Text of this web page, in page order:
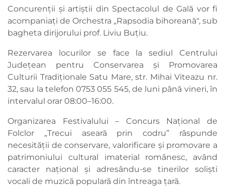
Concurenții și artiștii din Spectacolul de Gală vor fi
acompaniați de Orchestra „Rapsodia bihoreană", sub
bagheta dirijorului prof. Liviu Buțiu.
Rezervarea locurilor se face la sediul Centrului
Județean pentru Conservarea și Promovarea
Culturii Tradiționale Satu Mare, str. Mihai Viteazu nr.
32, sau la telefon 0753 055 545, de luni până vineri, în
intervalul orar 08:00–16:00.
Organizarea Festivalului – Concurs Național de
Folclor „Trecui aseară prin codru” răspunde
necesității de conservare, valorificare și promovare a
patrimoniului cultural imaterial românesc, având
caracter național și adresându-se tinerilor soliști
vocali de muzică populară din întreaga țară.